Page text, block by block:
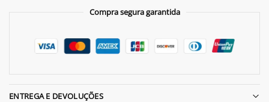
Compra segura garantida
ENTREGA E DEVOLUÇÕES